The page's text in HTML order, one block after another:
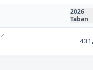
2026
Taban